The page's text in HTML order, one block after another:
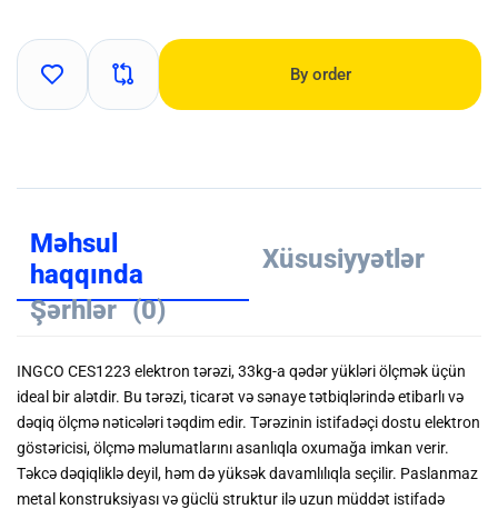
By order
Məhsul
haqqında
Xüsusiyyətlər
Şərhlər (0)
INGCO CES1223 elektron tərəzi, 33kg-a qədər yükləri ölçmək üçün
ideal bir alətdir. Bu tərəzi, ticarət və sənaye tətbiqlərində etibarlı və
dəqiq ölçmə nəticələri təqdim edir. Tərəzinin istifadəçi dostu elektron
göstəricisi, ölçmə məlumatlarını asanlıqla oxumağa imkan verir.
Təkcə dəqiqliklə deyil, həm də yüksək davamlılıqla seçilir. Paslanmaz
metal konstruksiyası və güclü struktur ilə uzun müddət istifadə